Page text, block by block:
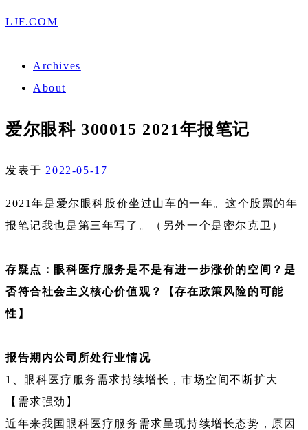
LJF.COM
Archives
About
爱尔眼科 300015 2021年报笔记
发表于 2022-05-17
2021年是爱尔眼科股价坐过山车的一年。这个股票的年
报笔记我也是第三年写了。（另外一个是密尔克卫）
存疑点：眼科医疗服务是不是有进一步涨价的空间？是
否符合社会主义核心价值观？【存在政策风险的可能
性】
报告期内公司所处行业情况
1、眼科医疗服务需求持续增长，市场空间不断扩大
【需求强劲】
近年来我国眼科医疗服务需求呈现持续增长态势，原因